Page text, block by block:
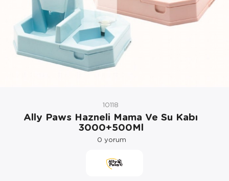
10118
Ally Paws Hazneli Mama Ve Su Kabı
3000+500Ml
0 yorum